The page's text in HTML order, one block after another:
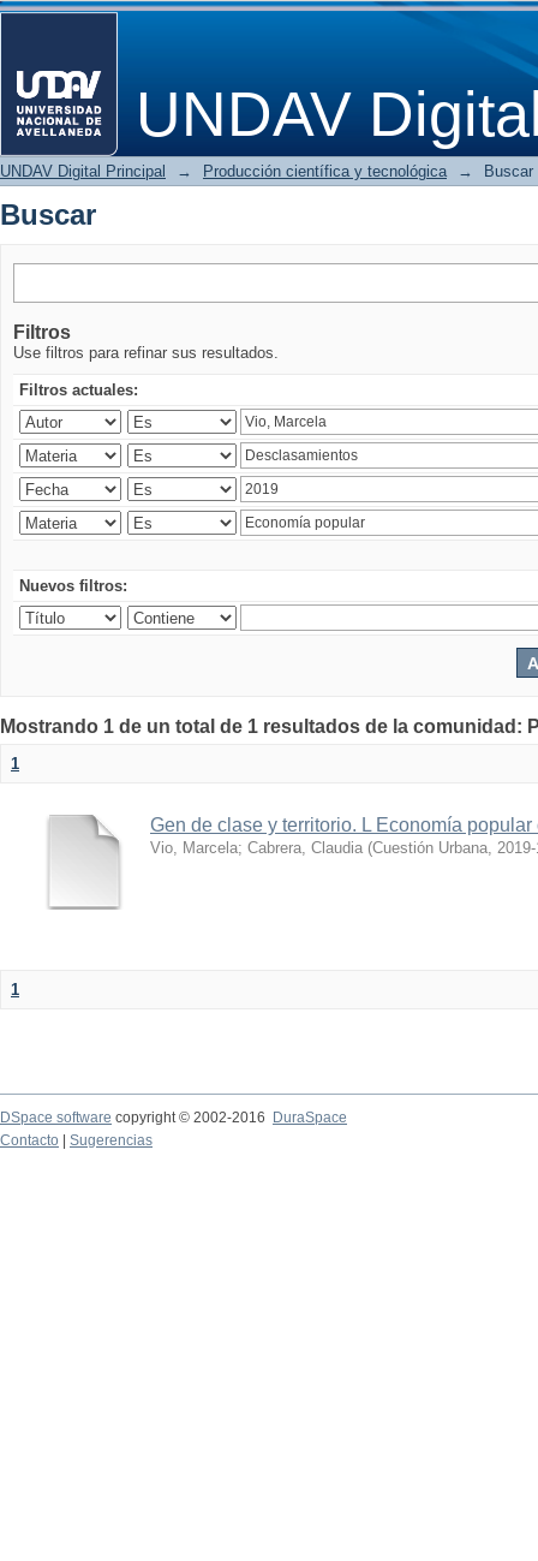
UNDAV
Buscar
UNDAV Digital Principal → Producción científica y tecnológica → Buscar
Buscar
Filtros
Use filtros para refinar sus resultados.
Filtros actuales:
Nuevos filtros:
Mostrando 1 de un total de 1 resultados de la
1
Gen de clase y territorio. L Economía
Vio, Marcela; Cabrera, Claudia (Cuestión Urbana,
1
DSpace software copyright © 2002-2016
DuraSpace
Contacto
Sugerencias